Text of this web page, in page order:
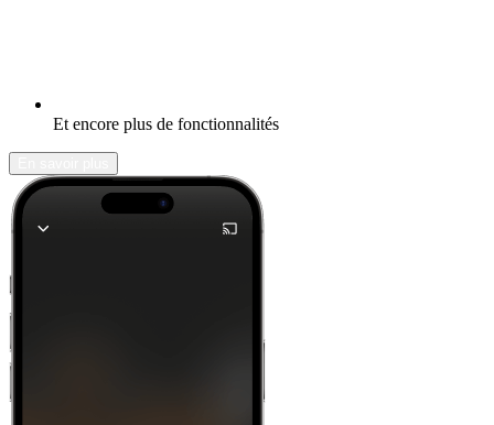
Et encore plus de fonctionnalités